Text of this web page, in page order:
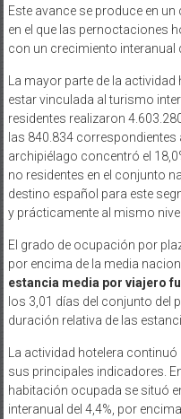
Este avance se produce en
en el que las pernoctaciones
con un crecimiento interanual
La mayor parte de la
estar vinculada al turismo
residentes realizaron
las 840.834 correspondientes
archipiélago concentró el
no residentes en el conjunto
destino español para este
y prácticamente al mismo
El grado de ocupación por
por encima de la media
estancia media por viajero
los 3,01 días del conjunto del
duración relativa de las
La actividad hotelera
sus principales indicadores.
habitación ocupada se situó
interanual del 4,4%, por